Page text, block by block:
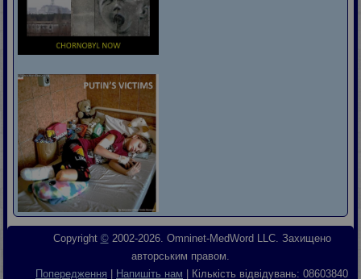
Copyright ©2002-2026. Omninet-MedWord LLC. Захищено
авторським правом.
Попередження
Напишіть нам | Кількість відвідувань: 08603840